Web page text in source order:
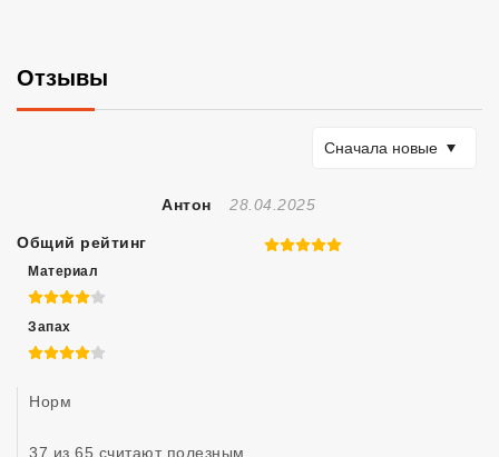
Отзывы
Сортировать по
Сначала новые
Антон Отзыв Создан
28.04.2025
Общий рейтинг 5 из 5
Материал
4 из 5
Запах
4 из 5
Норм
37 из 65 считают полезным